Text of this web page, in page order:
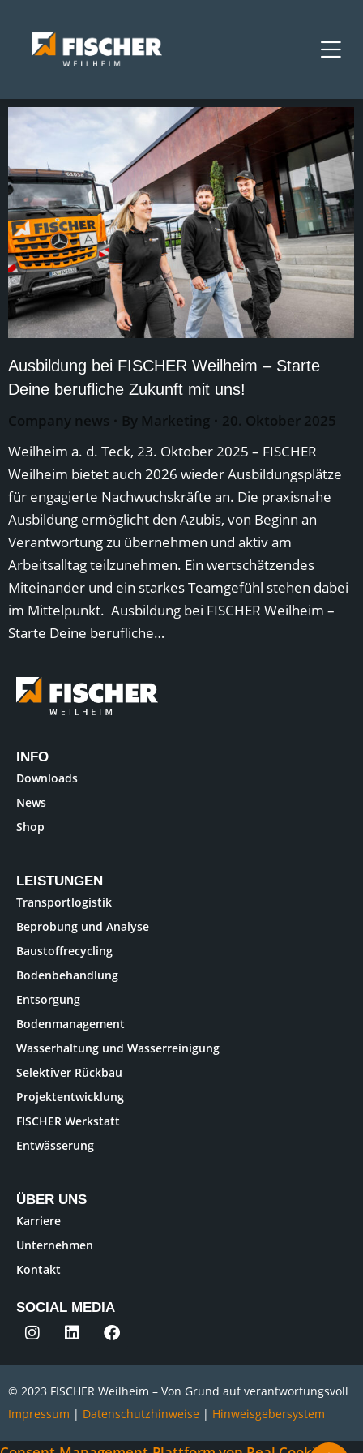
Ausbildung bei FISCHER Weilheim – Starte
Deine berufliche Zukunft mit uns!
Company news By Marketing
20. Oktober 2025
Weilheim a. d. Teck, 23. Oktober 2025 – FISCHER
Weilheim bietet auch 2026 wieder Ausbildungsplätze
für engagierte Nachwuchskräfte an. Die praxisnahe
Ausbildung ermöglicht den Azubis, von Beginn an
Verantwortung zu übernehmen und aktiv am
Arbeitsalltag teilzunehmen. Ein wertschätzendes
Miteinander und ein starkes Teamgefühl stehen dabei
im Mittelpunkt. Ausbildung bei FISCHER Weilheim –
Starte Deine berufliche…
INFO
Downloads
News
Shop
LEISTUNGEN
Transportlogistik
Beprobung und Analyse
Baustoffrecycling
Bodenbehandlung
Entsorgung
Bodenmanagement
Wasserhaltung und Wasserreinigung
Selektiver Rückbau
Projektentwicklung
FISCHER Werkstatt
Entwässerung
ÜBER UNS
Karriere
Unternehmen
Kontakt
SOCIAL MEDIA
© 2023 FISCHER Weilheim – Von Grund auf verantwortungsvoll
Impressum | Datenschutzhinweise | Hinweisgebersystem